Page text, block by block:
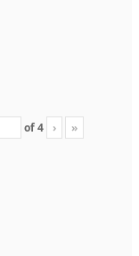
of4 › »